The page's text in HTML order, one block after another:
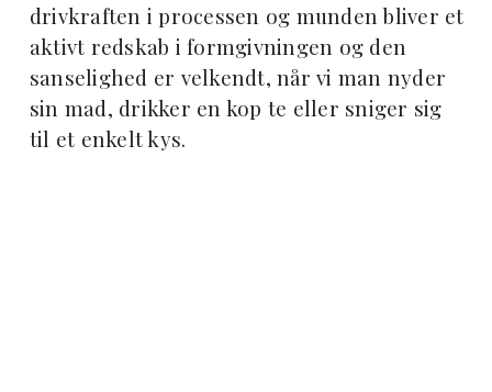
drivkraften i processen og munden bliver et
aktivt redskab i formgivningen og den
sanselighed er velkendt, når vi man nyder
sin mad, drikker en kop te eller sniger sig
til et enkelt kys.